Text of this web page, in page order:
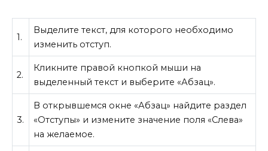
1.
Выделите текст, для которого необходимо
изменить отступ.
2.
Кликните правой кнопкой мыши на
выделенный текст и выберите «Абзац».
3.
В открывшемся окне «Абзац» найдите раздел
«Отступы» и измените значение поля «Слева»
на желаемое.